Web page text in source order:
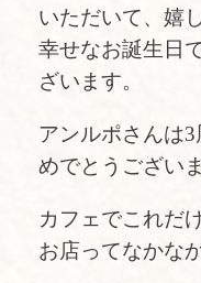
いただいて、嬉
幸せなお誕生日
ざいます。
アンルポさんは
めでとうござい
カフェでこれだ
お店ってなかな